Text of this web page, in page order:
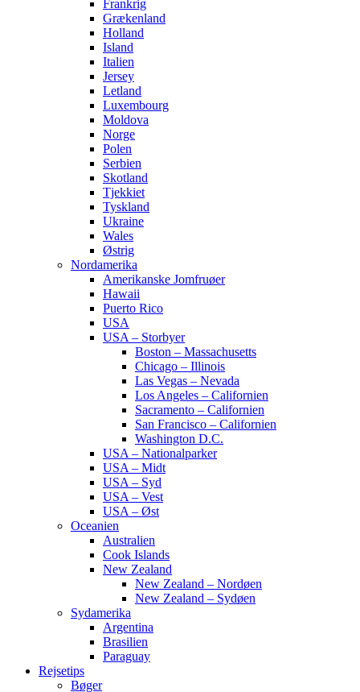
Frankrig
Grækenland
Holland
Island
Italien
Jersey
Letland
Luxembourg
Moldova
Norge
Polen
Serbien
Skotland
Tjekkiet
Tyskland
Ukraine
Wales
Østrig
Nordamerika
Amerikanske Jomfruøer
Hawaii
Puerto Rico
USA
USA – Storbyer
Boston – Massachusetts
Chicago – Illinois
Las Vegas – Nevada
Los Angeles – Californien
Sacramento – Californien
San Francisco – Californien
Washington D.C.
USA – Nationalparker
USA – Midt
USA – Syd
USA – Vest
USA – Øst
Oceanien
Australien
Cook Islands
New Zealand
New Zealand – Nordøen
New Zealand – Sydøen
Sydamerika
Argentina
Brasilien
Paraguay
Rejsetips
Bøger